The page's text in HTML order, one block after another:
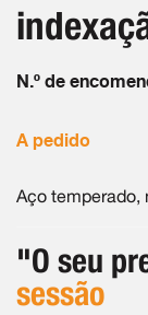
de
N.º de
A pedido
Aço temperado,
"O seu
sessão